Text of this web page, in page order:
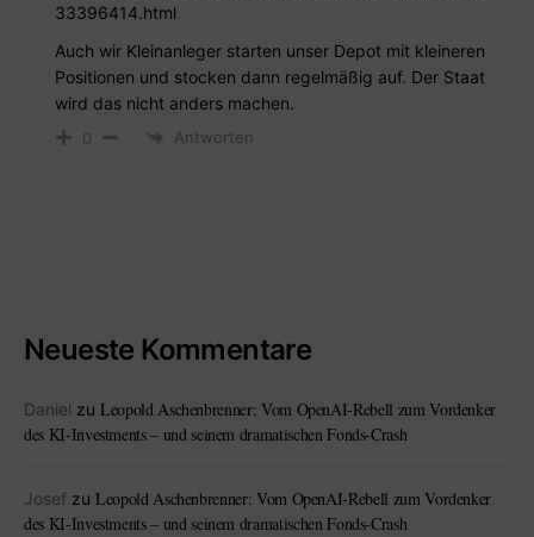
33396414.html
Auch wir Kleinanleger starten unser Depot mit kleineren
Positionen und stocken dann regelmäßig auf. Der Staat
wird das nicht anders machen.
0 Antworten
Neueste Kommentare
Daniel zu Leopold Aschenbrenner: Vom OpenAI-Rebell zum Vordenker
des KI-Investments – und seinem dramatischen Fonds-Crash
Josef zu Leopold Aschenbrenner: Vom OpenAI-Rebell zum Vordenker
des KI-Investments – und seinem dramatischen Fonds-Crash